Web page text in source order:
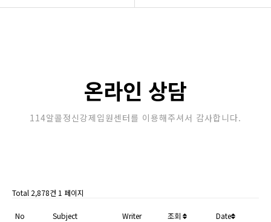
온라인 상담
114알콜정신강제입원센터를 이용해주셔서 감사합니다.
Total 2,878건 1 페이지
No Subject Writer 조회 Date